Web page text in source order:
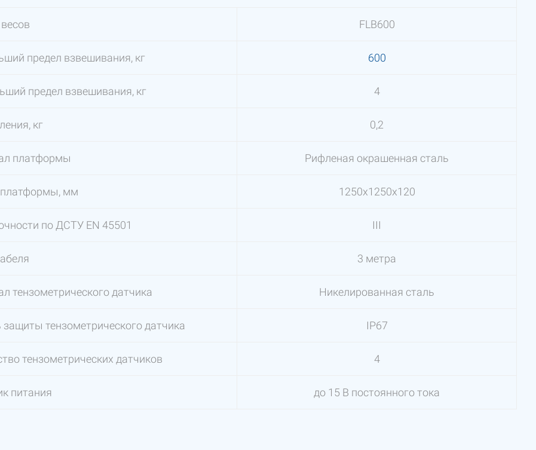
FLB600
предел взвешивания, кг 600
предел взвешивания, кг 4
кг 0,2
платформы Рифленая окрашенная сталь
мм 1250х1250х120
по ДСТУ EN 45501 III
3 метра
тензометрического датчика Никелированная сталь
защиты тензометрического датчика IP67
тензометрических датчиков 4
питания до 15 В постоянного тока